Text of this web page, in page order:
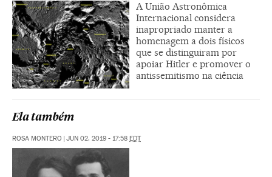
A União Astronômica
Internacional considera
inapropriado manter a
homenagem a dois físicos
que se distinguiram por
apoiar Hitler e promover o
antissemitismo na ciência
Ela também
ROSA MONTERO JUN 02, 2019 - 17:58 EDT